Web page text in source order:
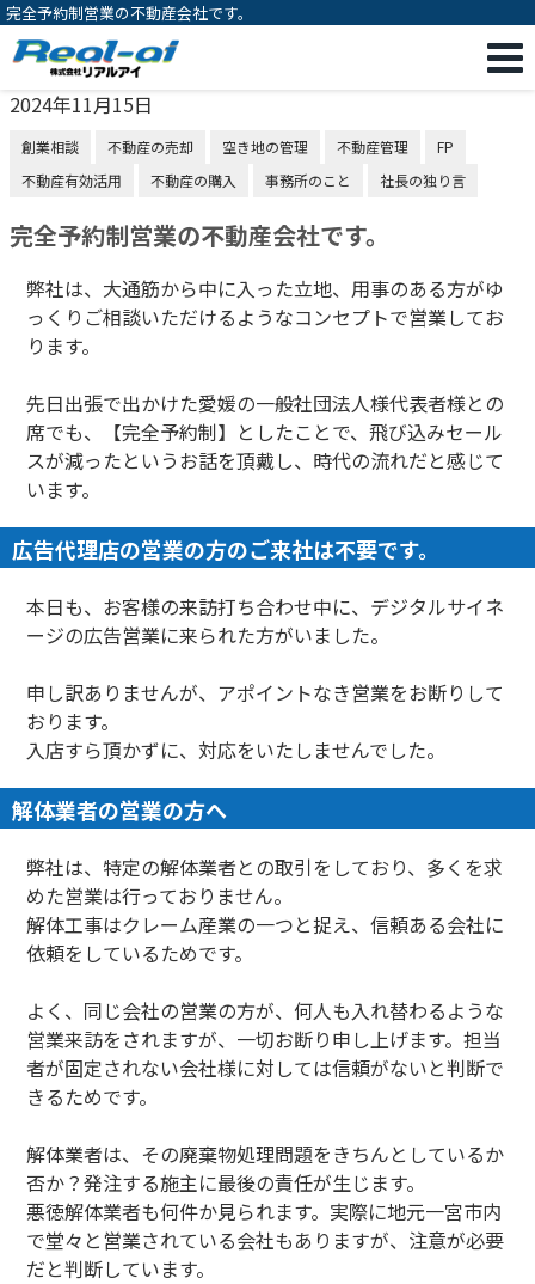
完全予約制営業の不動産会社です。
2024年11月15日
創業相談 不動産の売却 空き地の管理 不動産管理
FP
不動産有効活用
不動産の購入 事務所のこと 社長の独り言
完全予約制営業の不動産会社です。
弊社は、大通筋から中に入った立地、用事のある方がゆ
っくりご相談いただけるようなコンセプトで営業してお
ります。
先日出張で出かけた愛媛の一般社団法人様代表者様との
席でも、【完全予約制】としたことで、飛び込みセール
スが減ったというお話を頂戴し、時代の流れだと感じて
います。
広告代理店の営業の方のご来社は不要です。
本日も、お客様の来訪打ち合わせ中に、デジタルサイネ
ージの広告営業に来られた方がいました。
申し訳ありませんが、アポイントなき営業をお断りして
おります。
入店すら頂かずに、対応をいたしませんでした。
解体業者の営業の方へ
弊社は、特定の解体業者との取引をしており、多くを求
めた営業は行っておりません。
解体工事はクレーム産業の一つと捉え、信頼ある会社に
依頼をしているためです。
よく、同じ会社の営業の方が、何人も入れ替わるような
営業来訪をされますが、一切お断り申し上げます。担当
者が固定されない会社様に対しては信頼がないと判断で
きるためです。
解体業者は、その廃棄物処理問題をきちんとしているか
否か？発注する施主に最後の責任が生じます。
悪徳解体業者も何件か見られます。実際に地元一宮市内
で堂々と営業されている会社もありますが、注意が必要
だと判断しています。